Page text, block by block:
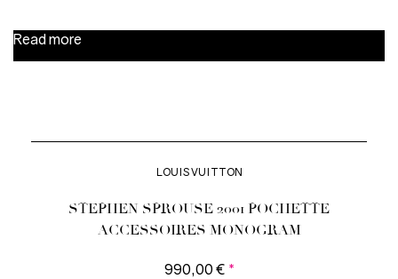
Read more
LOUIS VUITTON
STEPHEN SPROUSE 2001 POCHETTE
ACCESSOIRES MONOGRAM
990,00 € *